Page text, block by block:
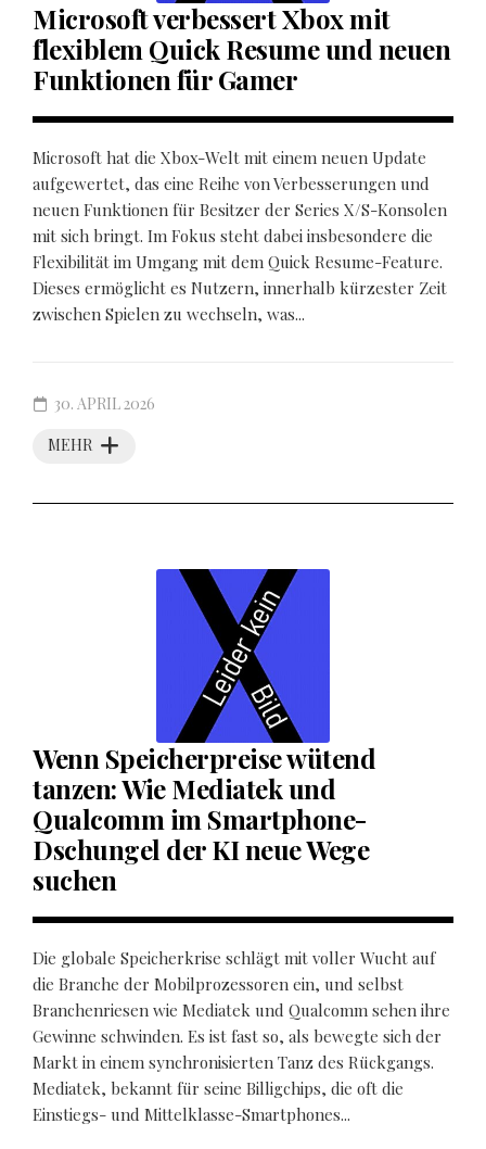
Microsoft verbessert Xbox mit
flexiblem Quick Resume und neuen
Funktionen für Gamer
Microsoft hat die Xbox-Welt mit einem neuen Update
aufgewertet, das eine Reihe von Verbesserungen und
neuen Funktionen für Besitzer der Series X/S-Konsolen
mit sich bringt. Im Fokus steht dabei insbesondere die
Flexibilität im Umgang mit dem Quick Resume-Feature.
Dieses ermöglicht es Nutzern, innerhalb kürzester Zeit
zwischen Spielen zu wechseln, was...
MEHR
30. APRIL 2026
Wenn Speicherpreise wütend
tanzen: Wie Mediatek und
Qualcomm im Smartphone-
Dschungel der KI neue Wege
suchen
Die globale Speicherkrise schlägt mit voller Wucht auf
die Branche der Mobilprozessoren ein, und selbst
Branchenriesen wie Mediatek und Qualcomm sehen ihre
Gewinne schwinden. Es ist fast so, als bewegte sich der
Markt in einem synchronisierten Tanz des Rückgangs.
Mediatek, bekannt für seine Billigchips, die oft die
Einstiegs- und Mittelklasse-Smartphones...